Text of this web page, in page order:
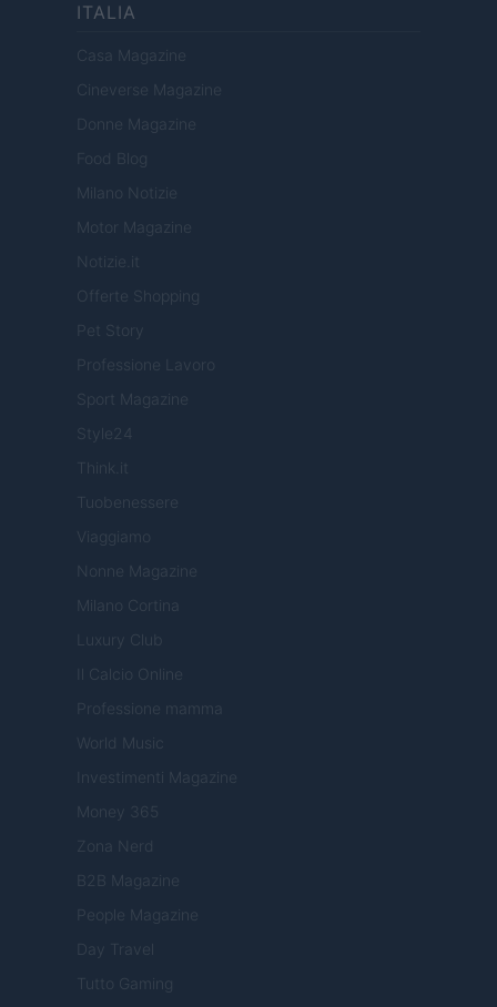
ITALIA
Casa Magazine
Cineverse Magazine
Donne Magazine
Food Blog
Milano Notizie
Motor Magazine
Notizie.it
Offerte Shopping
Pet Story
Professione Lavoro
Sport Magazine
Style24
Think.it
Tuobenessere
Viaggiamo
Nonne Magazine
Milano Cortina
Luxury Club
Il Calcio Online
Professione mamma
World Music
Investimenti Magazine
Money 365
Zona Nerd
B2B Magazine
People Magazine
Day Travel
Tutto Gaming